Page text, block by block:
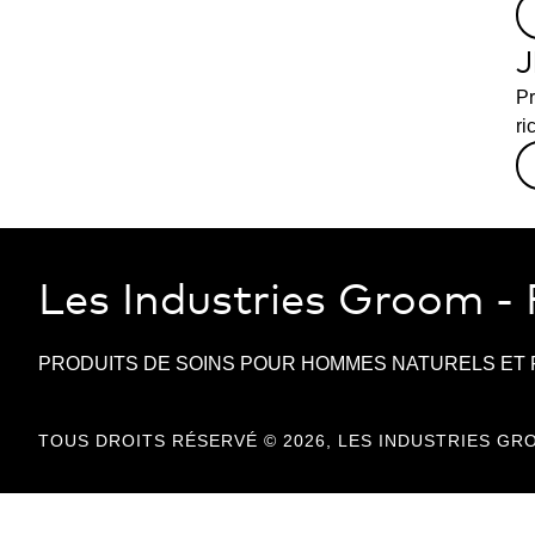
Les Industries Groom -
PRODUITS DE SOINS POUR HOMMES NATURELS ET
TOUS DROITS RÉSERVÉ © 2026, LES INDUSTRIES